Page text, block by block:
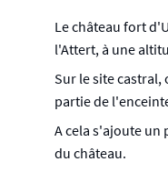
Le château fort
l'Attert, à une
Sur le site
partie de
A cela s'ajoute un
du château.